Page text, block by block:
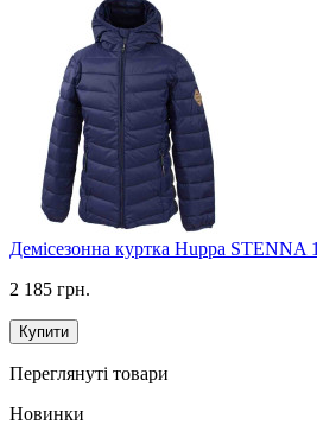
Демісезонна куртка Huppa STENNA
2 185 грн.
Купити
Переглянуті товари
Новинки